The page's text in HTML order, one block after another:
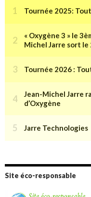
Site éco-responsable